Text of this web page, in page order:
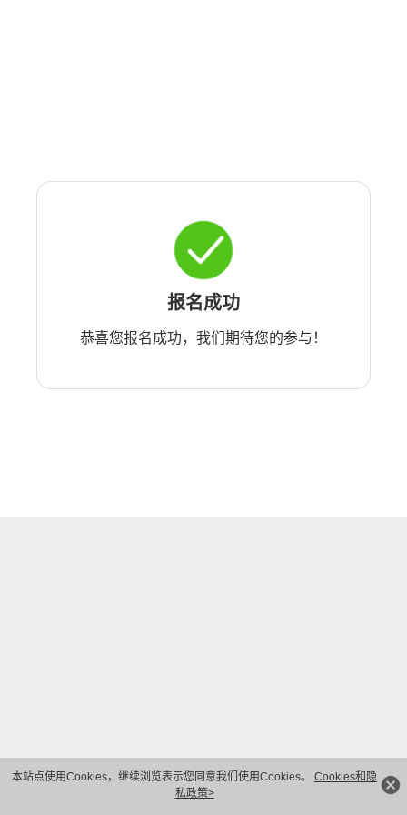
本站点使用Cookies，继续浏览表示您同意我们使用Cookies。 Cookies和隐
私政策>
报名成功
恭喜您报名成功，我们期待您的参与！